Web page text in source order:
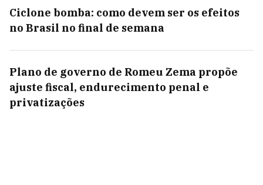
Ciclone bomba: como devem ser os efeitos
no Brasil no final de semana
Plano de governo de Romeu Zema propõe
ajuste fiscal, endurecimento penal e
privatizações